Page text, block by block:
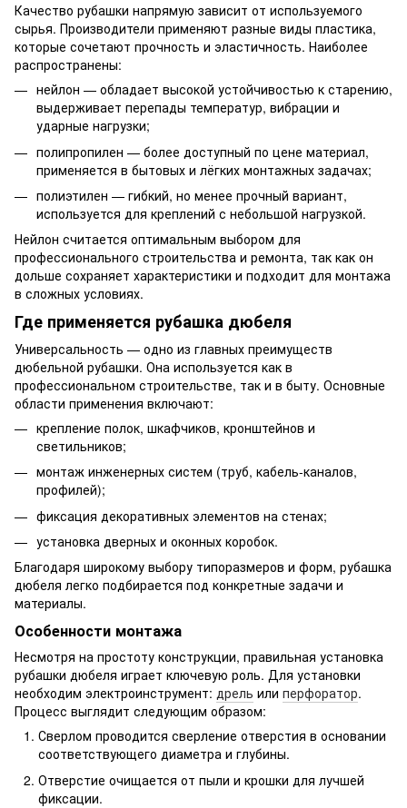
Качество рубашки напрямую зависит от используемого
сырья. Производители применяют разные виды пластика,
которые сочетают прочность и эластичность. Наиболее
распространены:
нейлон — обладает высокой устойчивостью к старению,
выдерживает перепады температур, вибрации и
ударные нагрузки;
полипропилен — более доступный по цене материал,
применяется в бытовых и лёгких монтажных задачах;
полиэтилен — гибкий, но менее прочный вариант,
используется для креплений с небольшой нагрузкой.
Нейлон считается оптимальным выбором для
профессионального строительства и ремонта, так как он
дольше сохраняет характеристики и подходит для монтажа
в сложных условиях.
Где применяется рубашка дюбеля
Универсальность — одно из главных преимуществ
дюбельной рубашки. Она используется как в
профессиональном строительстве, так и в быту. Основные
области применения включают:
крепление полок, шкафчиков, кронштейнов и
светильников;
монтаж инженерных систем (труб, кабель-каналов,
профилей);
фиксация декоративных элементов на стенах;
установка дверных и оконных коробок.
Благодаря широкому выбору типоразмеров и форм, рубашка
дюбеля легко подбирается под конкретные задачи и
материалы.
Особенности монтажа
Несмотря на простоту конструкции, правильная установка
рубашки дюбеля играет ключевую роль. Для установки
необходим электроинструмент: дрель или перфоратор.
Процесс выглядит следующим образом:
Сверлом проводится сверление отверстия в основании
соответствующего диаметра и глубины.
Отверстие очищается от пыли и крошки для лучшей
фиксации.